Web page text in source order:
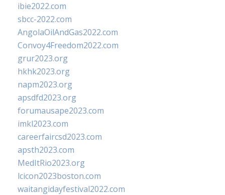
ibie2022.com
sbcc-2022.com
AngolaOilAndGas2022.com
Convoy4Freedom2022.com
grur2023.org
hkhk2023.org
napm2023.org
apsdfd2023.org
forumausape2023.com
imkl2023.com
careerfaircsd2023.com
apsth2023.com
MedItRio2023.org
lcicon2023boston.com
waitangidayfestival2022.com